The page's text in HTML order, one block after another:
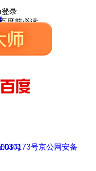
登录
度前必读
030173号
号